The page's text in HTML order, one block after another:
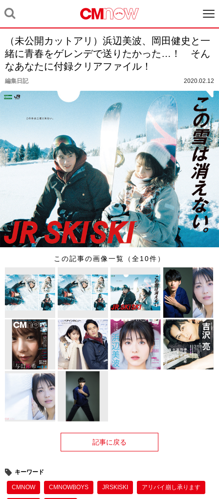
（未公開カットアリ）浜辺美波、岡田健史と一
緒に青春をゲレンデで送りたかった…！ そん
なあなたに付録クリアファイル！
編集日記 2020.02.12
この記事の画像一覧（全10件）
記事に戻る
キーワード
CMNOW CMNOWBOYS JRSKISKI アリバイ崩し承ります